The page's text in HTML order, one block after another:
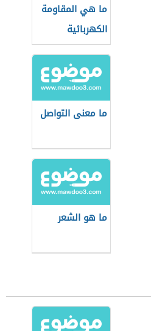
ما هي المقاومة
الكهربائية
ما معنى التواصل
ما هو الشعر